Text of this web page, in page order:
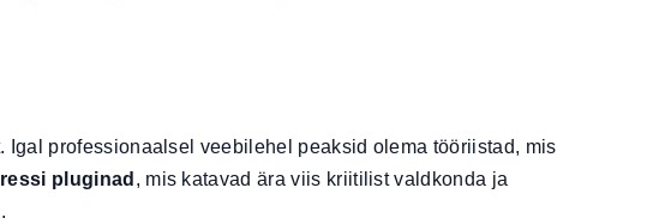
professionaalsel veebilehel peaksid olema tööriistad, mis
pluginad , mis katavad ära viis kriitilist valdkonda ja